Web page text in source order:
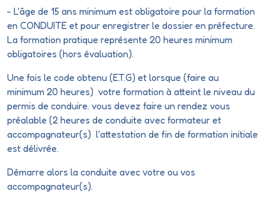
- L'âge de 15 ans minimum est obligatoire pour la formation
en CONDUITE et pour enregistrer le dossier en préfecture.
La formation pratique représente 20 heures minimum
obligatoires (hors évaluation).
Une fois le code obtenu (E.T.G) et lorsque (faire au
minimum 20 heures) votre formation à atteint le niveau du
permis de conduire. vous devez faire un rendez vous
préalable (2 heures de conduite avec formateur et
accompagnateur(s) l'attestation de fin de formation initiale
est délivrée.
Démarre alors la conduite avec votre ou vos
accompagnateur(s).